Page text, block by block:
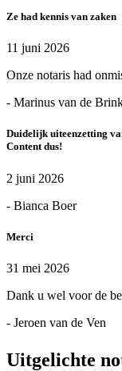
Ze had kennis van zaken
11 juni 2026
Onze notaris had
- Marinus van de
Duidelijk uiteenzetting
Content dus!
2 juni 2026
- Bianca Boer
Merci
31 mei 2026
Dank u wel voor de
- Jeroen van de Ven
Uitgelichte